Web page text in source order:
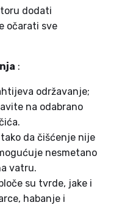
dodati
očarati sve
:
održavanje;
na odabrano
da čišćenje nije
nesmetano
vatru.
su tvrde, jake i
habanje i